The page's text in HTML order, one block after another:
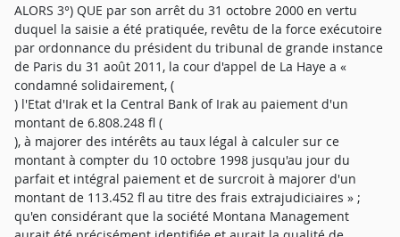
ALORS 3°) QUE par son arrêt du 31 octobre 2000 en vertu
duquel la saisie a été pratiquée, revêtu de la force exécutoire
par ordonnance du président du tribunal de grande instance
de Paris du 31 août 2011, la cour d'appel de La Haye a «
condamné solidairement, (
) l'Etat d'Irak et la Central Bank of Irak au paiement d'un
montant de 6.808.248 fl (
), à majorer des intérêts au taux légal à calculer sur ce
montant à compter du 10 octobre 1998 jusqu'au jour du
parfait et intégral paiement et de surcroit à majorer d'un
montant de 113.452 fl au titre des frais extrajudiciaires » ;
qu'en considérant que la société Montana Management